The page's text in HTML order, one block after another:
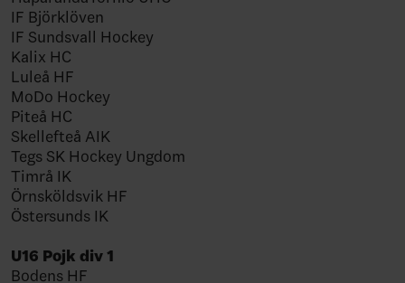
IF Björklöven
IF Sundsvall Hockey
Kalix HC
Luleå HF
MoDo Hockey
Piteå HC
Skellefteå AIK
Tegs SK Hockey Ungdom
Timrå IK
Örnsköldsvik HF
Östersunds IK
U16 Pojk div 1
Bodens HF